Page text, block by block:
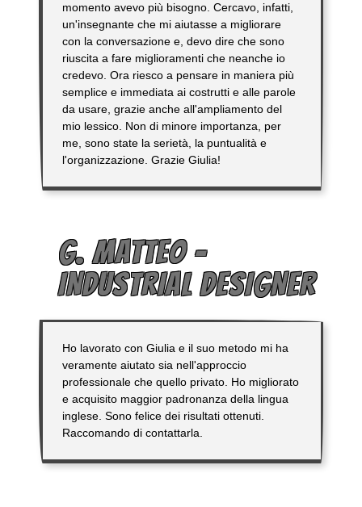
momento avevo più bisogno. Cercavo, infatti,
un'insegnante che mi aiutasse a migliorare
con la conversazione e, devo dire che sono
riuscita a fare miglioramenti che neanche io
credevo. Ora riesco a pensare in maniera più
semplice e immediata ai costrutti e alle parole
da usare, grazie anche all'ampliamento del
mio lessico. Non di minore importanza, per
me, sono state la serietà, la puntualità e
l'organizzazione. Grazie Giulia!
G. MATTEO –
INDUSTRIAL DESIGNER
Ho lavorato con Giulia e il suo metodo mi ha
veramente aiutato sia nell'approccio
professionale che quello privato. Ho migliorato
e acquisito maggior padronanza della lingua
inglese. Sono felice dei risultati ottenuti.
Raccomando di contattarla.